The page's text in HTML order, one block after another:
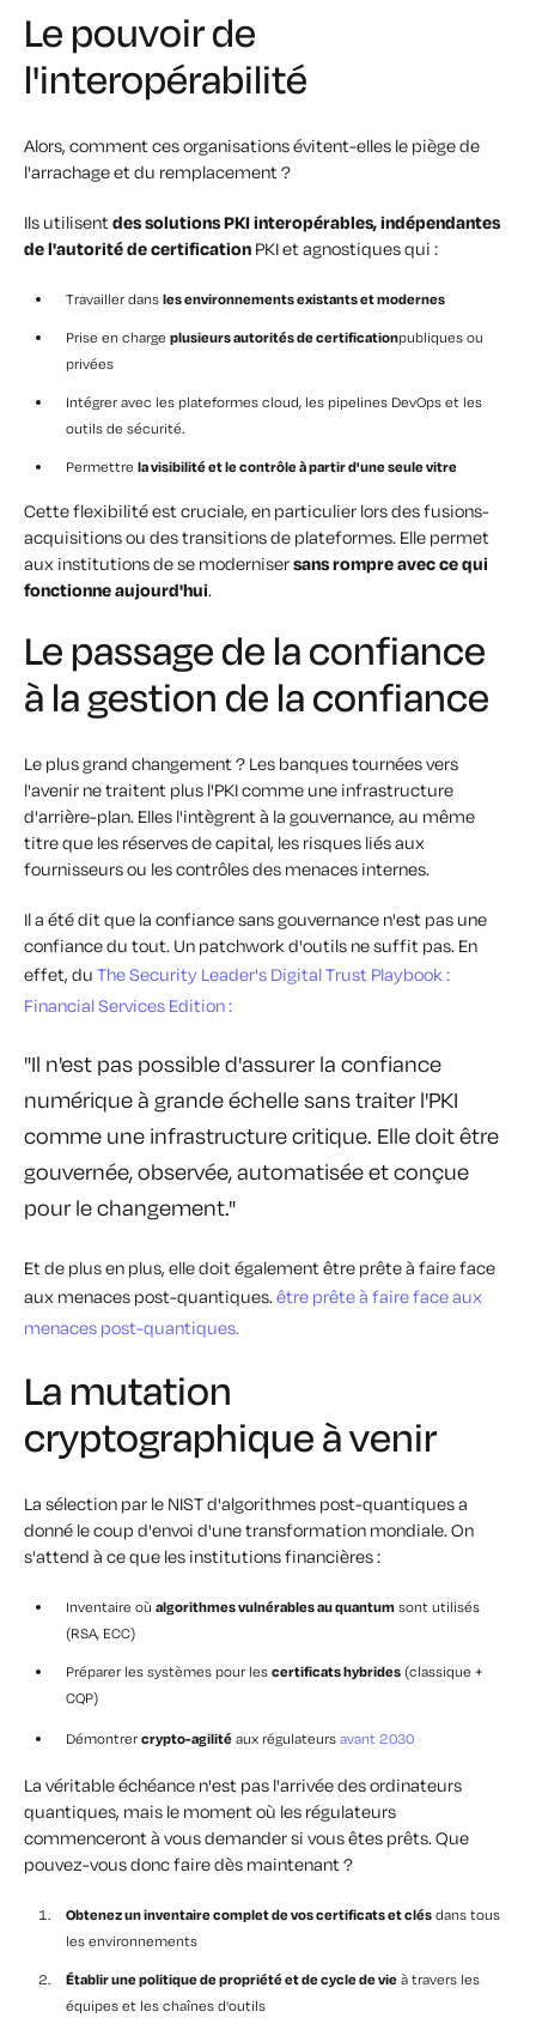
Le pouvoir de
l'interopérabilité
Alors, comment ces organisations évitent-elles le piège de
l'arrachage et du remplacement ?
Ils utilisentdes solutions PKI interopérables, indépendantes
de l'autorité de certification PKI et agnostiques qui :
Travailler dans les environnements existants et modernes
Prise en charge plusieurs autorités de certificationpubliques ou
privées
Intégrer avec les plateformes cloud, les pipelines DevOps et les
outils de sécurité.
Permettre la visibilité et le contrôle à partir d'une seule vitre
Cette flexibilité est cruciale, en particulier lors des fusions-
acquisitions ou des transitions de plateformes. Elle permet
aux institutions de se modernisersans rompre avec ce qui
fonctionne aujourd'hui.
Le passage de la confiance
à la gestion de la confiance
Le plus grand changement ? Les banques tournées vers
l'avenir ne traitent plus l'PKI comme une infrastructure
d'arrière-plan. Elles l'intègrentà la gouvernance, au même
titre que les réserves de capital, les risques liés aux
fournisseurs ou les contrôles des menaces internes.
Il a été dit que la confiance sans gouvernance n'est pas une
confiance du tout. Un patchwork d'outils ne suffit pas. En
effet, du The Security Leader's Digital Trust Playbook :
Financial Services Edition :
"Il n'est pas possible d'assurer la confiance
numérique à grande échelle sans traiter l'PKI
comme une infrastructure critique. Elle doit être
gouvernée, observée, automatisée et conçue
pour le changement."
Et de plus en plus, elle doit également être prête à faire face
aux menaces post-quantiques.être prête à faire face aux
menaces post-quantiques.
La mutation
cryptographique à venir
La sélection par le NIST d'algorithmes post-quantiques a
donné le coup d'envoi d'une transformation mondiale. On
s'attend à ce que les institutions financières :
Inventaire où algorithmes vulnérables au quantum sont utilisés
(RSA, ECC)
Préparer les systèmes pour les certificats hybrides (classique +
CQP)
Démontrer crypto-agilité aux régulateurs avant 2030
La véritable échéance n'est pas l'arrivée des ordinateurs
quantiques, mais le moment où les régulateurs
commenceront à vous demander si vous êtes prêts.Que
pouvez-vous donc faire dès maintenant ?
Obtenez un inventaire complet de vos certificats et clés dans tous
les environnements
Établir une politique de propriété et de cycle de vie à travers les
équipes et les chaînes d'outils